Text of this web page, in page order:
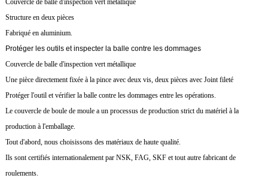
Couvercle de balle d'inspection vert métallique
Structure en deux pièces
Fabriqué en aluminium.
Protéger les outils et inspecter la balle contre les dommages
Couvercle de balle d'inspection vert métallique
Une pièce directement fixée à la pince avec deux vis, deux pièces avec Joint fileté
Protéger l'outil et vérifier la balle contre les dommages entre les opérations.
Le couvercle de boule de moule a un processus de production strict du matériel à la
production à l'emballage.
Tout d'abord, nous choisissons des matériaux de haute qualité.
Ils sont certifiés internationalement par NSK, FAG, SKF et tout autre fabricant de
roulements.